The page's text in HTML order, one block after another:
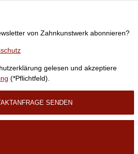
von Zahnkunstwerk abonnieren?
gelesen und akzeptiere
(*Pflichtfeld).